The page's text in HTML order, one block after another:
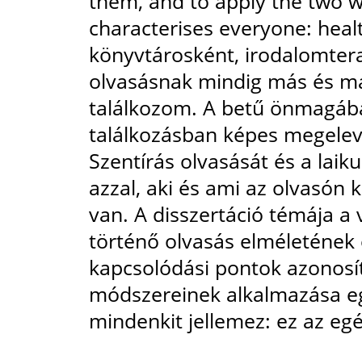
characterises everyone:
könyvtárosként,
olvasásnak mindig más és
találkozom. A betű
találkozásban képes
Szentírás olvasását és a
azzal, aki és ami az olvasón
van. A disszertáció témája
történő olvasás
kapcsolódási pontok
módszereinek alkalmazása
mindenkit jellemez: ez az